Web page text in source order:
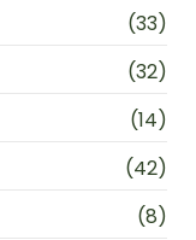
(33)
(32)
(14)
(42)
(8)